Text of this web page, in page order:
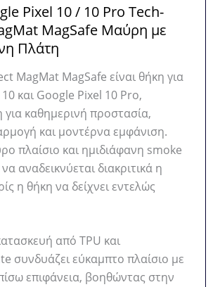
Pixel 10 / 10 Pro Tech-
MagSafe Μαύρη με
Πλάτη
MagMat MagSafe είναι θήκη για
και Google Pixel 10 Pro,
για καθημερινή προστασία,
και μοντέρνα εμφάνιση.
πλαίσιο και ημιδιάφανη smoke
αναδεικνύεται διακριτικά η
η θήκη να δείχνει εντελώς
από TPU και
συνδυάζει εύκαμπτο πλαίσιο με
επιφάνεια, βοηθώντας στην